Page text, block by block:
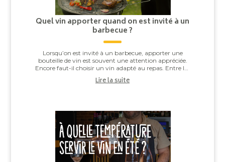
Quel vin apporter quand on est invité à un
barbecue ?
Lorsqu’on est invité à un barbecue, apporter une
bouteille de vin est souvent une attention appréciée.
Encore faut-il choisir un vin adapté au repas. Entre les
saucisses grillées, les brochettes,...
Lire la suite